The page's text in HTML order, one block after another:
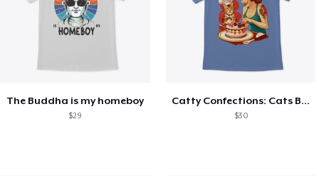
The Buddha is my homeboy
$29
Catty Confections: Cats Baking Buddies
$30